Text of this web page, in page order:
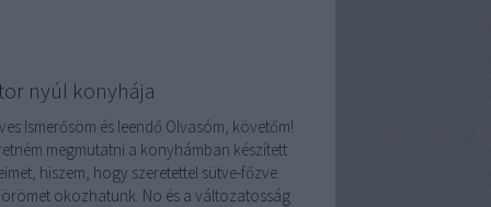
nyúl konyhája
Ismerősöm és leendő Olvasóm, követőm!
megmutatni a konyhámban készített
hiszem, hogy szeretettel sütve-főzve
okozhatunk. No és a változatosság